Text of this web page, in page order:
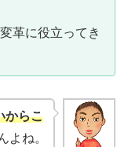
革に役立ってき
からこ
よね。